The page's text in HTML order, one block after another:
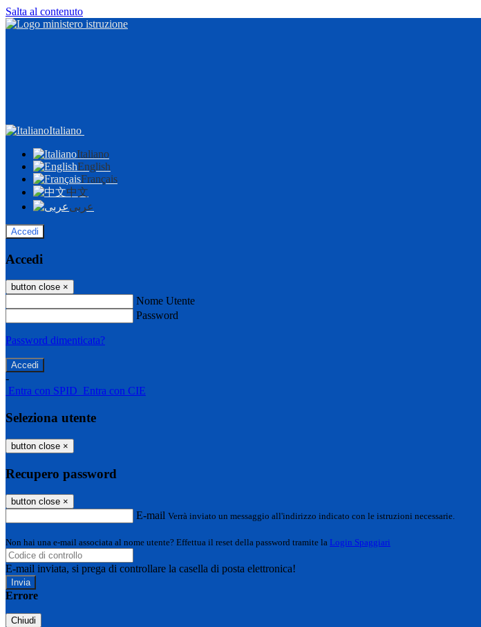
Salta al contenuto
Italiano
Italiano
English
Français
中文
عربى
Accedi
Accedi
button close ×
Nome Utente
Password
Password dimenticata?
-
Entra con SPID Entra con CIE
Seleziona utente
button close ×
Recupero password
button close ×
E-mail Verrà inviato un messaggio all'indirizzo indicato con le istruzioni necessarie.
Non hai una e-mail associata al nome utente? Effettua il reset della password tramite la Login Spaggiari
E-mail inviata, si prega di controllare la casella di posta elettronica!
Errore
Chiudi